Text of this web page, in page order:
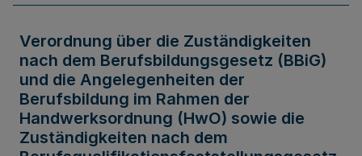
Verordnung über die Zuständigkeiten
nach dem Berufsbildungsgesetz (BBiG)
und die Angelegenheiten der
Berufsbildung im Rahmen der
Handwerksordnung (HwO) sowie die
Zuständigkeiten nach dem